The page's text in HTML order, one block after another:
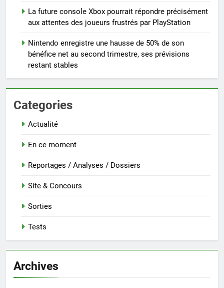
La future console Xbox pourrait répondre précisément
aux attentes des joueurs frustrés par PlayStation
Nintendo enregistre une hausse de 50% de son
bénéfice net au second trimestre, ses prévisions
restant stables
Categories
Actualité
En ce moment
Reportages / Analyses / Dossiers
Site & Concours
Sorties
Tests
Archives